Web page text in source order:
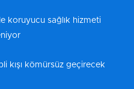
koruyucu sağlık hizmeti
kışı kömürsüz geçirecek